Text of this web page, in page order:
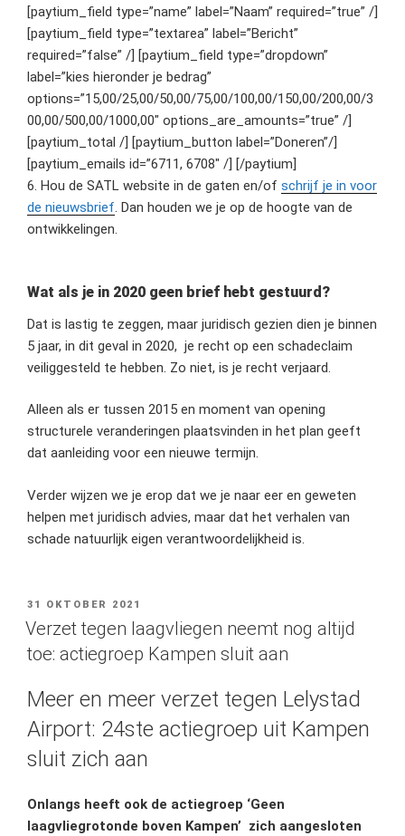
[paytium_field type=”name” label=”Naam” required=”true” /]
[paytium_field type=”textarea” label=”Bericht”
required=”false” /] [paytium_field type=”dropdown”
label=”kies hieronder je bedrag”
options=”15,00/25,00/50,00/75,00/100,00/150,00/200,00/3
00,00/500,00/1000,00″ options_are_amounts=”true” /]
[paytium_total /] [paytium_button label=”Doneren”/]
[paytium_emails id=”6711, 6708″ /] [/paytium]
6. Hou de SATL website in de gaten en/of schrijf je in voor
de nieuwsbrief. Dan houden we je op de hoogte van de
ontwikkelingen.
Wat als je in 2020 geen brief hebt gestuurd?
Dat is lastig te zeggen, maar juridisch gezien dien je binnen
5 jaar, in dit geval in 2020, je recht op een schadeclaim
veiliggesteld te hebben. Zo niet, is je recht verjaard.
Alleen als er tussen 2015 en moment van opening
structurele veranderingen plaatsvinden in het plan geeft
dat aanleiding voor een nieuwe termijn.
Verder wijzen we je erop dat we je naar eer en geweten
helpen met juridisch advies, maar dat het verhalen van
schade natuurlijk eigen verantwoordelijkheid is.
GEPLAATST
OP
31 OKTOBER 2021
Verzet tegen laagvliegen neemt nog altijd
toe: actiegroep Kampen sluit aan
Meer en meer verzet tegen Lelystad
Airport: 24ste actiegroep uit Kampen
sluit zich aan
Onlangs heeft ook de actiegroep ‘Geen
laagvliegrotonde boven Kampen’ zich aangesloten